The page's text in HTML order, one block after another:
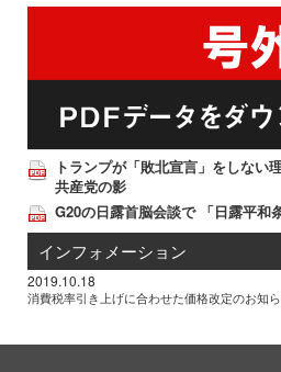
トランプが「敗北宣言」をしない
共産党の影
G20の日露首脳会談で 「日露平和
インフォメーション
2019.10.18
消費税率引き上げに合わせた価格改定のお知